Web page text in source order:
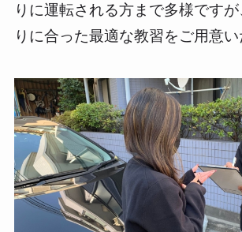
りに運転される方まで多様です
りに合った最適な教習をご用意い